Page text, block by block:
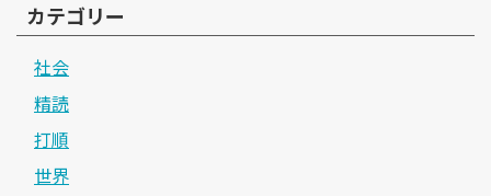
カテゴリー
社会
精読
打順
世界